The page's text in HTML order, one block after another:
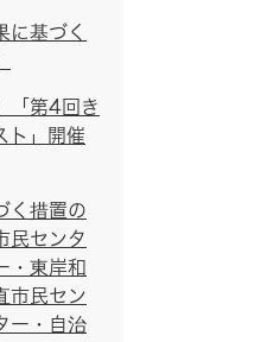
に基づく
「第4回き
ト」開催
く措置の
民センタ
・東岸和
市民セン
ー・自治